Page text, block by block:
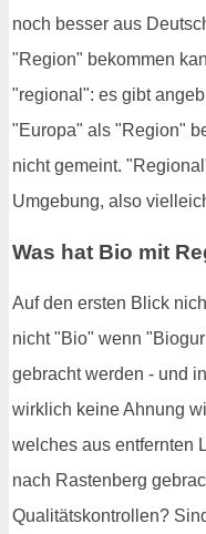
noch besser aus
"Region" bekommen
"regional": es gibt
"Europa" als "Region"
nicht gemeint.
Umgebung, also
Was hat Bio mit
Auf den ersten Blick
nicht "Bio" wenn
gebracht werden - und
wirklich keine Ahnung
welches aus entfernten
nach Rastenberg
Qualitätskontrollen?